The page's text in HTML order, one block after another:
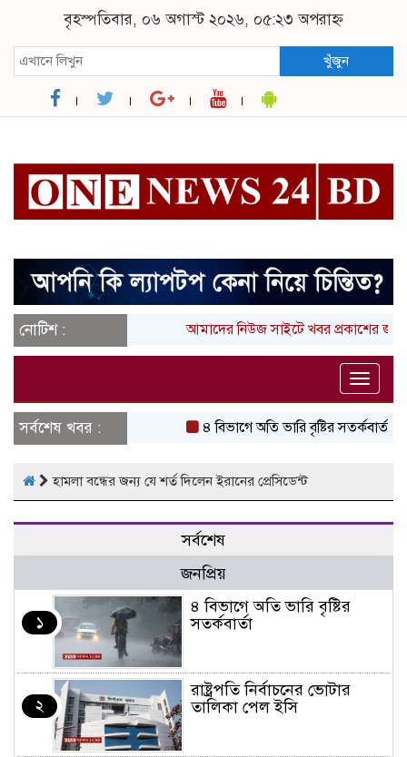
বৃহস্পতিবার, ০৬ অগাস্ট ২০২৬, ০৫:২৩ অপরাহ্ন
খুঁজুন
নোটিশ : আমাদের নিউজ সাইটে খবর প্রকাশের
Toggle
সর্বশেষ খবর :
৪ বিভাগে অতি ভারি বৃষ্টির সতর্কবার্তা
হামলা বন্ধের জন্য যে শর্ত দিলেন ইরানের প্রেসিডেন্ট
সর্বশেষ
জনপ্রিয়
১
৪ বিভাগে অতি ভারি বৃষ্টির
সতর্কবার্তা
২
রাষ্ট্রপতি নির্বাচনের ভোটার
তালিকা পেল ইসি